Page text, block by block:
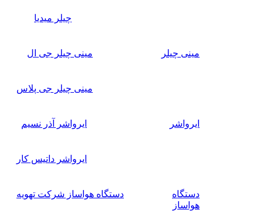
چیلر میدیا
مینی چیلر مینی چیلر جی ال
مینی چیلر جی پلاس
ایرواشر ایرواشر آذر نسیم
ایرواشر داتیس کار
دستگاه
هواساز
دستگاه هواساز شرکت تهویه